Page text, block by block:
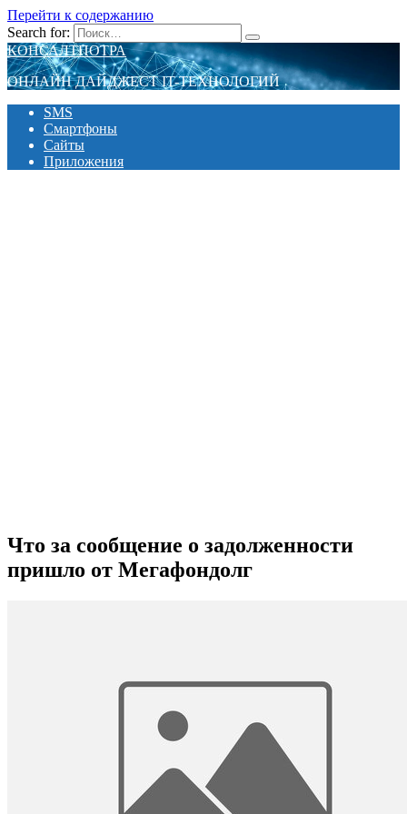
Перейти к содержанию
Search for:
КОНСАЛТПОТРА
ОНЛАЙН ДАЙДЖЕСТ IT-ТЕХНОЛОГИЙ
SMS
Смартфоны
Сайты
Приложения
Что за сообщение о задолженности
пришло от Мегафондолг